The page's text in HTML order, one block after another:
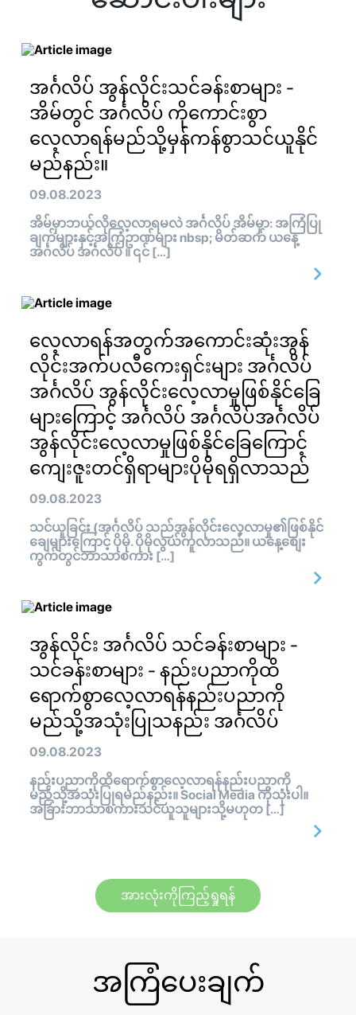
အင်္ဂလိပ် အွန်လိုင်းသင်ခန်းစာများ -
အိမ်တွင် အင်္ဂလိပ် ကိုကောင်းစွာ
လေ့လာရန်မည်သို့မှန်ကန်စွာသင်ယူနိုင်
မည်နည်း။
09.08.2023
အိမ်မှာဘယ်လိုလေ့လာရမလဲ အင်္ဂလိပ် အိမ်မှာ: အကြံပြု
ချက်များနှင့်အကြံဥာဏ်များ nbsp; မိတ်ဆက် ယနေ့
အင်္ဂလိပ် အင်္ဂလိပ် ။ ၎င် […]
လေ့လာရန်အတွက်အကောင်းဆုံးအွန်
လိုင်းအက်ပလီကေးရှင်းများ အင်္ဂလိပ်
အင်္ဂလိပ် အွန်လိုင်းလေ့လာမှုဖြစ်နိုင်ခြေ
များကြောင့် အင်္ဂလိပ် အင်္ဂလိပ်အင်္ဂလိပ်
အွန်လိုင်းလေ့လာမှုဖြစ်နိုင်ခြေကြောင့်
ကျေးဇူးတင်ရှိရာများပိုမိုရရှိလာသည်
09.08.2023
သင်ယူခြင်း (အင်္ဂလိပ် သည်အွန်လိုင်းလေ့လာမှု၏ဖြစ်နိုင်
ချေများကြောင့် ပိုမို. ပိုမိုလွယ်ကူလာသည်။ ယနေ့စျေး
ကွက်တွင်ဘာသာစကား […]
အွန်လိုင်း အင်္ဂလိပ် သင်ခန်းစာများ -
သင်ခန်းစာများ - နည်းပညာကိုထိ
ရောက်စွာလေ့လာရန်နည်းပညာကို
မည်သို့အသုံးပြုသနည်း အင်္ဂလိပ်
09.08.2023
နည်းပညာကိုထိရောက်စွာလေ့လာရန်နည်းပညာကို
မည်သို့အသုံးပြုရမည်နည်း။ Social Media ကိုသုံးပါ။
အခြားဘာသာစကားသင်ယူသူများသို့မဟုတ […]
အားလုံးကိုကြည့်ရှုရန်
အကြံပေးချက်